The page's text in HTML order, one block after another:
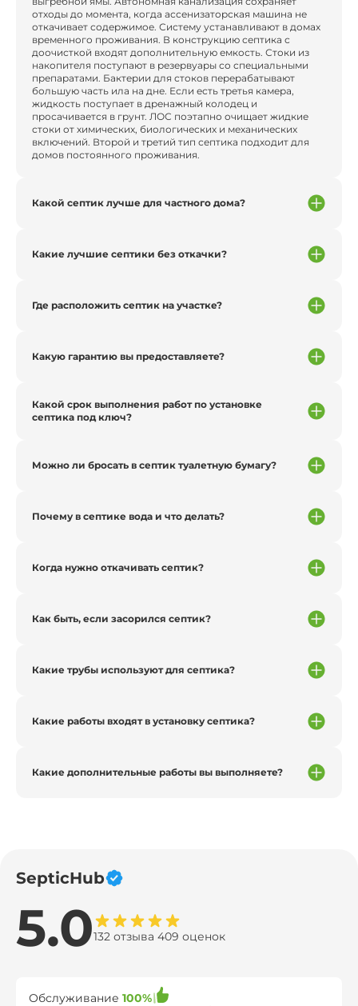
отходы до момента, когда ассенизаторская машина не
откачивает содержимое. Систему устанавливают в домах
временного проживания. В конструкцию септика с
доочисткой входят дополнительную емкость. Стоки из
накопителя поступают в резервуары со специальными
препаратами. Бактерии для стоков перерабатывают
большую часть ила на дне. Если есть третья камера,
жидкость поступает в дренажный колодец и
просачивается в грунт. ЛОС поэтапно очищает жидкие
стоки от химических, биологических и механических
включений. Второй и третий тип септика подходит для
домов постоянного проживания.
Какой септик лучше для частного дома?
Какие лучшие септики без откачки?
Где расположить септик на участке?
Какую гарантию вы предоставляете?
Какой срок выполнения работ по установке
септика под ключ?
Можно ли бросать в септик туалетную бумагу?
Почему в септике вода и что делать?
Когда нужно откачивать септик?
Как быть, если засорился септик?
Какие трубы используют для септика?
Какие работы входят в установку септика?
Какие дополнительные работы вы выполняете?
SepticHub
5.0132 отзыва 409 оценок
Обслуживание 100%